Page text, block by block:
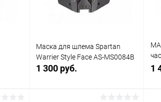
Маска для шлема Spartan
Warrier Style Face AS-MS0084B
1 300 руб. 1